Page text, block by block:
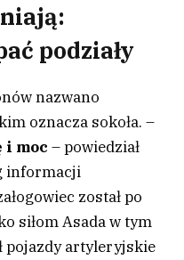
podziały
nazwano
oznacza sokoła. –
i moc – powiedział
informacji
został po
siłom Asada w tym
pojazdy artyleryjskie